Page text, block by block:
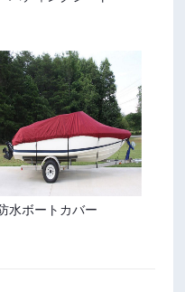
水ボートカバー